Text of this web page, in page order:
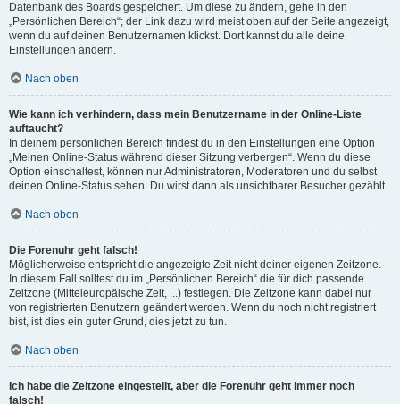
Datenbank des Boards gespeichert. Um diese zu ändern, gehe in den
„Persönlichen Bereich“; der Link dazu wird meist oben auf der Seite angezeigt,
wenn du auf deinen Benutzernamen klickst. Dort kannst du alle deine
Einstellungen ändern.
Nach oben
Wie kann ich verhindern, dass mein Benutzername in der Online-Liste
auftaucht?
In deinem persönlichen Bereich findest du in den Einstellungen eine Option
„Meinen Online-Status während dieser Sitzung verbergen“. Wenn du diese
Option einschaltest, können nur Administratoren, Moderatoren und du selbst
deinen Online-Status sehen. Du wirst dann als unsichtbarer Besucher gezählt.
Nach oben
Die Forenuhr geht falsch!
Möglicherweise entspricht die angezeigte Zeit nicht deiner eigenen Zeitzone.
In diesem Fall solltest du im „Persönlichen Bereich“ die für dich passende
Zeitzone (Mitteleuropäische Zeit, ...) festlegen. Die Zeitzone kann dabei nur
von registrierten Benutzern geändert werden. Wenn du noch nicht registriert
bist, ist dies ein guter Grund, dies jetzt zu tun.
Nach oben
Ich habe die Zeitzone eingestellt, aber die Forenuhr geht immer noch
falsch!